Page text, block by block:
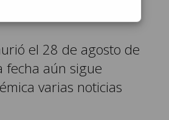
el 28 de agosto de
fecha aún sigue
varias noticias